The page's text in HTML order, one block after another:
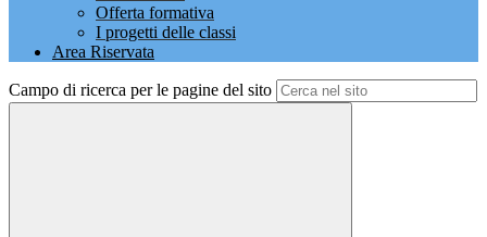
Offerta formativa
I progetti delle classi
Area Riservata
Campo di ricerca per le pagine del sito